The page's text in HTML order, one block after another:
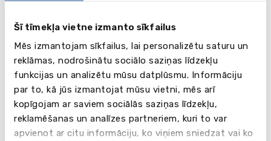
Šī tīmekļa vietne izmanto sīkfailus
Mēs izmantojam sīkfailus, lai personalizētu saturu un
reklāmas, nodrošinātu sociālo saziņas līdzekļu
funkcijas un analizētu mūsu datplūsmu. Informāciju
par to, kā jūs izmantojat mūsu vietni, mēs arī
kopīgojam ar saviem sociālās saziņas līdzekļu,
reklamēšanas un analīzes partneriem, kuri to var
apvienot ar citu informāciju, ko viņiem sniedzat vai ko